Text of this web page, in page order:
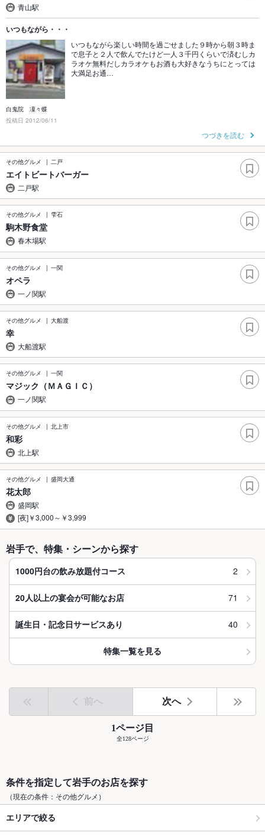
青山駅
いつもながら・・・
いつもながら楽しい時間を過ごせました９時から朝３時ま
で息子と２人で飲んでたけど一人３千円くらいで済むしカ
ラオケ無料だしカラオケもお酒も大好きなうちにとっては
大満足お通…
白鬼院 凜々蝶
投稿日 2012/06/11
つづきを読む
その他グルメ 二戸
エイトビートバーガー
二戸駅
その他グルメ 雫石
駒木野食堂
春木場駅
その他グルメ 一関
オペラ
一ノ関駅
その他グルメ 大船渡
幸
大船渡駅
その他グルメ 一関
マジック（ＭＡＧＩＣ）
一ノ関駅
その他グルメ 北上市
和彩
北上駅
その他グルメ 盛岡大通
花太郎
盛岡駅
[夜]￥3,000～￥3,999
岩手で、特集・シーンから探す
1000円台の飲み放題付コース 2
20人以上の宴会が可能なお店 71
誕生日・記念日サービスあり 40
特集一覧を見る
前へ 次へ
1ページ目
全128ページ
条件を指定して岩手のお店を探す
（現在の条件：その他グルメ）
エリアで絞る